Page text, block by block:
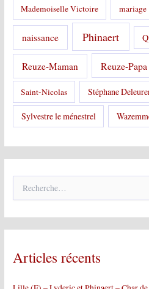
Mademoiselle Victoire mariage
naissance Phinaert
Reuze-Maman Reuze-Papa
Saint-Nicolas Stéphane
Sylvestre le ménestrel
h
e
c
Articles récents